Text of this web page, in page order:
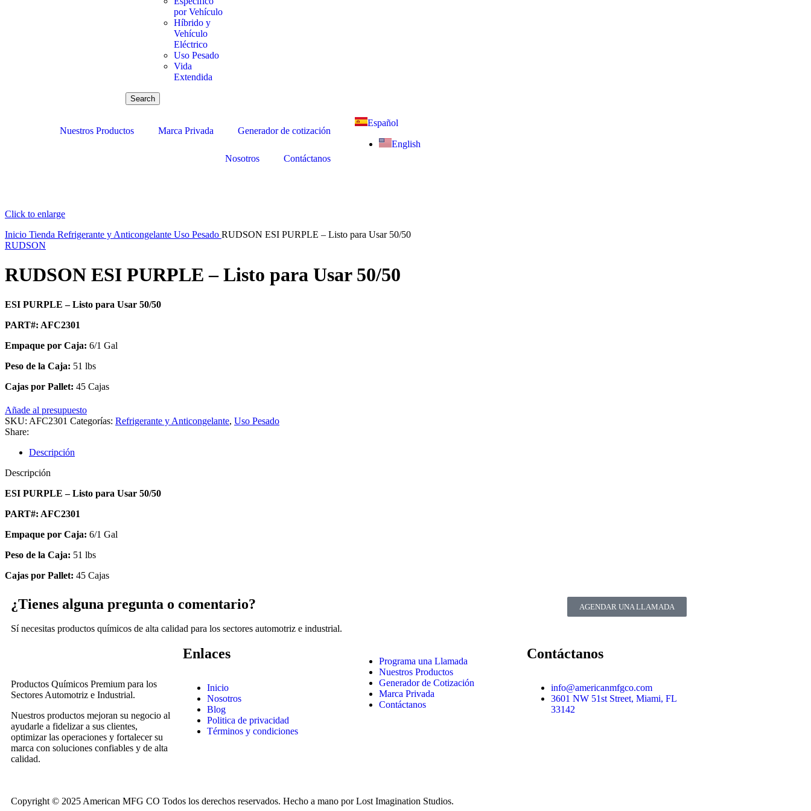
por Vehículo
Híbrido y
Vehículo
Eléctrico
Uso Pesado
Vida
Extendida
Search
Nuestros Productos Marca Privada Generador de cotización
Nosotros Contáctanos
Español
English
Click to enlarge
Inicio Tienda Refrigerante y Anticongelante Uso Pesado RUDSON ESI PURPLE – Listo para Usar 50/50
RUDSON
RUDSON ESI PURPLE – Listo para Usar 50/50
ESI PURPLE – Listo para Usar 50/50
PART#: AFC2301
Empaque por Caja: 6/1 Gal
Peso de la Caja: 51 lbs
Cajas por Pallet: 45 Cajas
Añade al presupuesto
SKU: AFC2301 Categorías: Refrigerante y Anticongelante, Uso Pesado
Share:
Descripción
Descripción
ESI PURPLE – Listo para Usar 50/50
PART#: AFC2301
Empaque por Caja: 6/1 Gal
Peso de la Caja: 51 lbs
Cajas por Pallet: 45 Cajas
¿Tienes alguna pregunta o comentario?
Sí necesitas productos químicos de alta calidad para los sectores automotriz e industrial.
AGENDAR UNA LLAMADA
Productos Químicos Premium para los
Sectores Automotriz e Industrial.
Nuestros productos mejoran su negocio al
ayudarle a fidelizar a sus clientes,
optimizar las operaciones y fortalecer su
marca con soluciones confiables y de alta
calidad.
Enlaces
Inicio
Nosotros
Blog
Politica de privacidad
Términos y condiciones
Programa una Llamada
Nuestros Productos
Generador de Cotización
Marca Privada
Contáctanos
Contáctanos
info@americanmfgco.com
3601 NW 51st Street, Miami, FL
33142
Copyright © 2025 American MFG CO Todos los derechos reservados. Hecho a mano por Lost Imagination Studios.